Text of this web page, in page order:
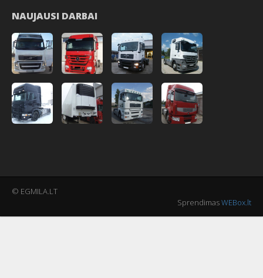
NAUJAUSI DARBAI
© EGMILA.LT
SprendimasWEBox.lt